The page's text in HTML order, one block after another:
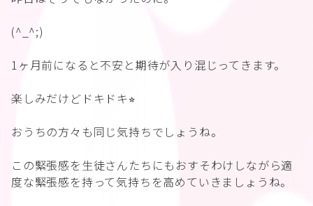
(^_^;)
1ヶ月前になると不安と期待が入り混じってきます。
楽しみだけどドキドキ⭐︎
おうちの方々も同じ気持ちでしょうね。
この緊張感を生徒さんたちにもおすそわけしながら適
度な緊張感を持って気持ちを高めていきましょうね。